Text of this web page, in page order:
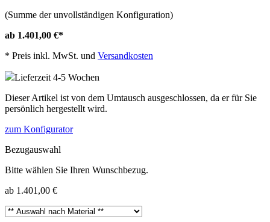
(Summe der unvollständigen Konfiguration)
ab 1.401,00 €*
* Preis inkl. MwSt. und Versandkosten
Lieferzeit 4-5 Wochen
Dieser Artikel ist von dem Umtausch ausgeschlossen, da er für Sie
persönlich hergestellt wird.
zum Konfigurator
Bezugauswahl
Bitte wählen Sie Ihren Wunschbezug.
ab 1.401,00 €